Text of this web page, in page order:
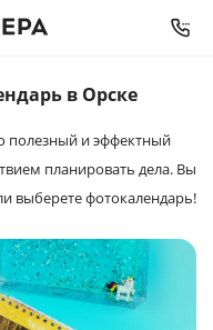
в Орске
полезный и эффектный
планировать дела. Вы
выберете фотокалендарь!